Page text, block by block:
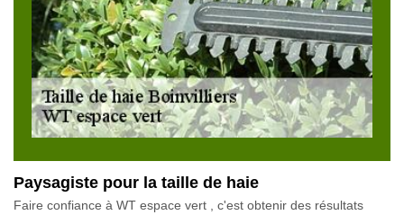
Paysagiste pour la taille de haie
Faire confiance à WT espace vert , c'est obtenir des résultats